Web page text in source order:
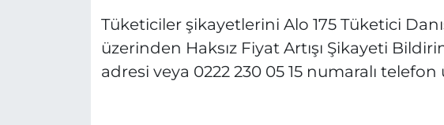
Tüketiciler şikayetlerini Alo 175 Tüketici
üzerinden Haksız Fiyat Artışı Şikayeti
adresi veya 0222 230 05 15 numaralı